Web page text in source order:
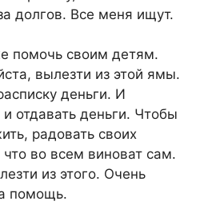
долгов. Все меня ищут.
помочь своим детям.
вылезти из этой ямы.
деньги. И
и отдавать деньги. Чтобы
радовать своих
во всем виноват сам.
из этого. Очень
помощь.